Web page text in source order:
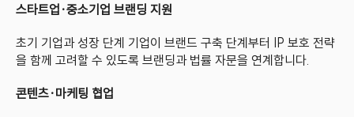
스타트업·중소기업 브랜딩 지원
초기 기업과 성장 단계 기업이 브랜드 구축 단계부터 IP 보호 전략
을 함께 고려할 수 있도록 브랜딩과 법률 자문을 연계합니다.
콘텐츠·마케팅 협업